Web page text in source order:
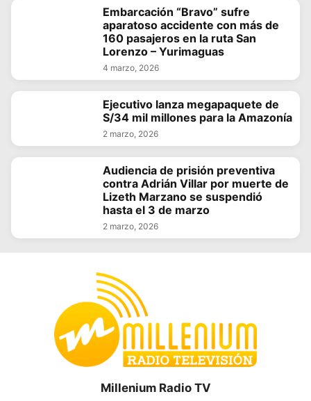
Embarcación “Bravo” sufre
aparatoso accidente con más de
160 pasajeros en la ruta San
Lorenzo – Yurimaguas
4 marzo, 2026
Ejecutivo lanza megapaquete de
S/34 mil millones para la Amazonía
2 marzo, 2026
Audiencia de prisión preventiva
contra Adrián Villar por muerte de
Lizeth Marzano se suspendió
hasta el 3 de marzo
2 marzo, 2026
Millenium Radio TV